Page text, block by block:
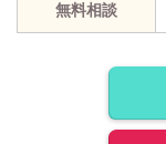
無料相談